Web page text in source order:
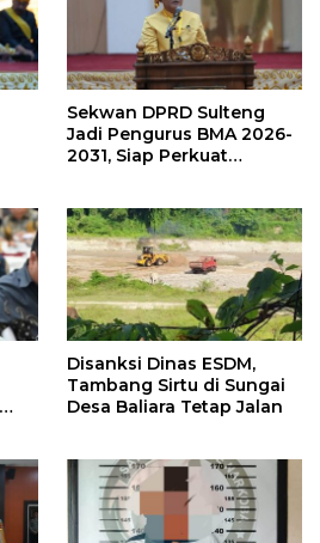
Sekwan DPRD Sulteng
Jadi Pengurus BMA 2026-
2031, Siap Perkuat
Disanksi Dinas ESDM,
Tambang Sirtu di Sungai
Desa Baliara Tetap Jalan